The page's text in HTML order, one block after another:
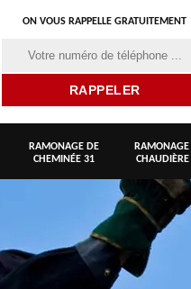
ON VOUS RAPPELLE GRATUITEMENT
RAMONAGE DE
CHEMINÉE 31
RAMONAGE